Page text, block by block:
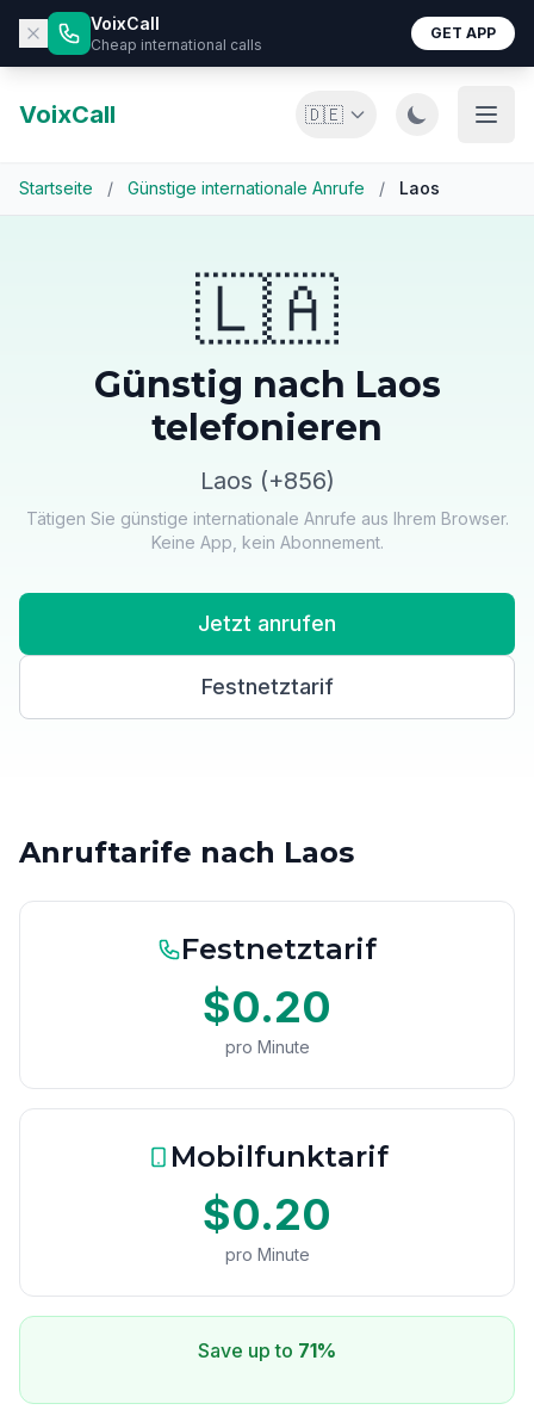
VoixCall
Cheap international calls
GET APP
VoixCall 🇩🇪
Startseite / Günstige internationale Anrufe / Laos
🇱🇦
Günstig nach Laos
telefonieren
Laos (+856)
Tätigen Sie günstige internationale Anrufe aus Ihrem Browser.
Keine App, kein Abonnement.
Jetzt anrufen
Festnetztarif
Anruftarife nach Laos
Festnetztarif
$0.20
pro Minute
Mobilfunktarif
$0.20
pro Minute
Save up to 71%